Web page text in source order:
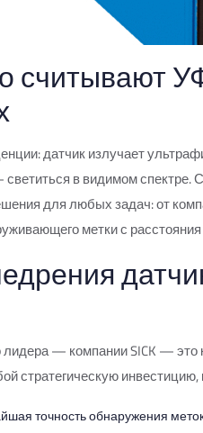
считывают
датчик излучает
в видимом спектре.
для любых задач: от
метки с
лидера — компании SICK —
стратегическую
точность обнаружения